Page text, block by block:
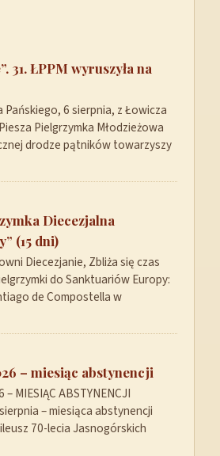
31. ŁPPM wyruszyła na
Pańskiego, 6 sierpnia, z Łowicza
Pielgrzymka Młodzieżowa
drodze pątników towarzyszy
Diecezjalna
(15 dni)
Diecezjanie, Zbliża się czas
do Sanktuariów Europy:
de Compostella w
– miesiąc abstynencji
MIESIĄC ABSTYNENCJI
– miesiąca abstynencji
70-lecia Jasnogórskich